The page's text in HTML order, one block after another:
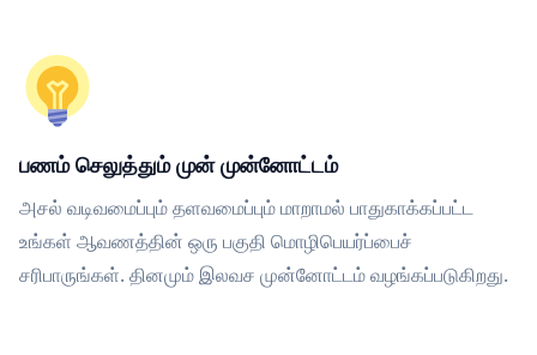
பணம் செலுத்தும் முன் முன்னோட்டம்
அசல் வடிவமைப்பும் தளவமைப்பும் மாறாமல் பாதுகாக்கப்பட்ட
உங்கள் ஆவணத்தின் ஒரு பகுதி மொழிபெயர்ப்பைச்
சரிபாருங்கள். தினமும் இலவச முன்னோட்டம் வழங்கப்படுகிறது.